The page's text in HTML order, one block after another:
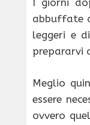
I giorni
abbuffate
leggeri e
prepararvi
Meglio
essere
ovvero